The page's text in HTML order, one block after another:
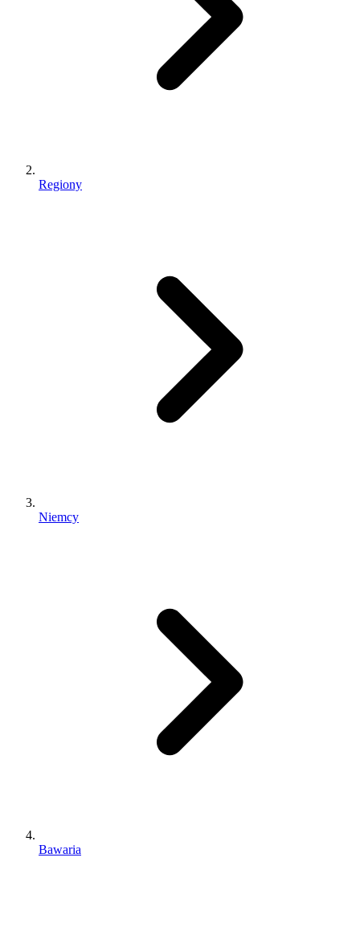
Regiony
Niemcy
Bawaria